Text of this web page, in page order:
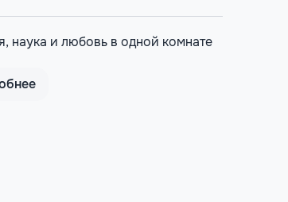
наука и любовь в одной комнате